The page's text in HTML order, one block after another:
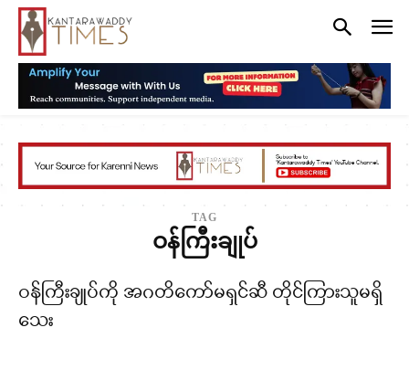
TAG
ဝန်ကြီးချုပ်
ဝန်ကြီးချုပ်ကို အဂတိကော်မရှင်ဆီ တိုင်ကြားသူမရှိ
သေး